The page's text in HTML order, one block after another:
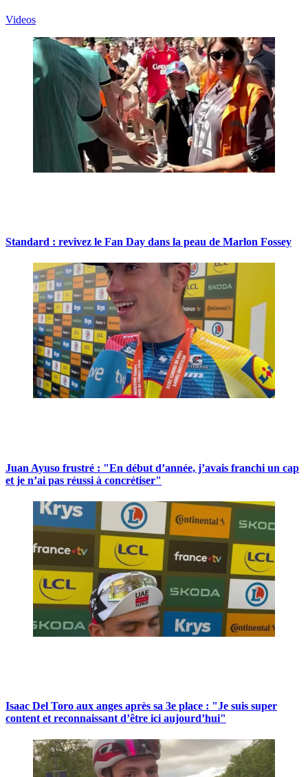
Videos
Standard : revivez le Fan Day dans la peau de Marlon Fossey
Juan Ayuso frustré : "En début d’année, j’avais franchi un cap
et je n’ai pas réussi à concrétiser"
Isaac Del Toro aux anges après sa 3e place : "Je suis super
content et reconnaissant d’être ici aujourd’hui"